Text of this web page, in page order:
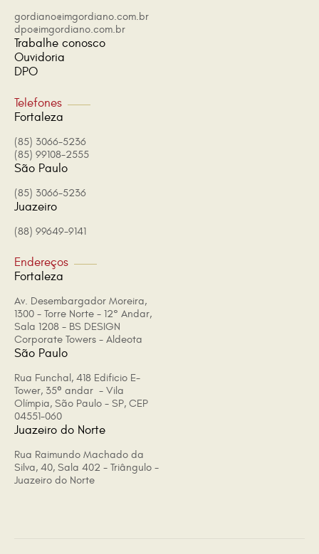
gordiano@imgordiano.com.br
dpo@imgordiano.com.br
Trabalhe conosco
Ouvidoria
DPO
Telefones
Fortaleza
(85) 3066-5236
(85) 99108-2555
São Paulo
(85) 3066-5236
Juazeiro
(88) 99649-9141
Endereços
Fortaleza
Av. Desembargador Moreira,
1300 - Torre Norte - 12° Andar,
Sala 1208 - BS DESIGN
Corporate Towers - Aldeota
São Paulo
Rua Funchal, 418 Edificio E-
Tower, 35º andar - Vila
Olímpia, São Paulo - SP, CEP
04551-060
Juazeiro do Norte
Rua Raimundo Machado da
Silva, 40, Sala 402 - Triângulo -
Juazeiro do Norte